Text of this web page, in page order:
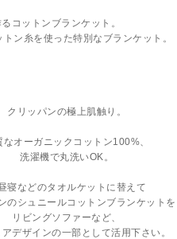
コットンブランケット。
ン糸を使った特別なブランケット。
クリッパンの極上肌触り。
なオーガニックコットン100%、
洗濯機で丸洗いOK。
寝などのタオルケットに替えて
のシュニールコットンブランケットを
リビングソファーなど、
デザインの一部として活用下さい。